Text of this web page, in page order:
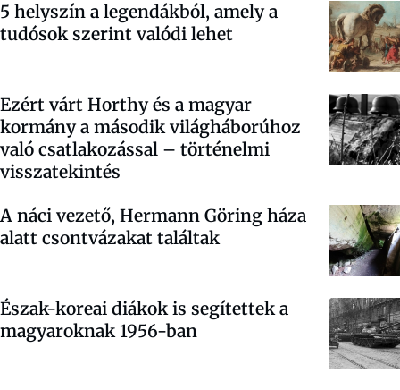
5 helyszín a legendákból, amely a
tudósok szerint valódi lehet
Ezért várt Horthy és a magyar
kormány a második világháborúhoz
való csatlakozással – történelmi
visszatekintés
A náci vezető, Hermann Göring háza
alatt csontvázakat találtak
Észak-koreai diákok is segítettek a
magyaroknak 1956-ban